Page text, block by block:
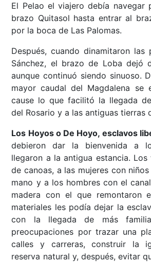
El Pelao el viajero debía navegar
brazo Quitasol hasta entrar al
por la boca de Las Palomas.
Después, cuando dinamitaron las
Sánchez, el brazo de Loba dejó
aunque continuó siendo sinuoso.
mayor caudal del Magdalena se
cause lo que facilitó la llegada
del Rosario y a las antiguas tierras
Los Hoyos o De Hoyo, esclavos
debieron dar la bienvenida a
llegaron a la antigua estancia. Los
de canoas, a las mujeres con
mano y a los hombres con el
madera con el que remontaron
materiales les podía dejar la
con la llegada de más
preocupaciones por trazar una
calles y carreras, construir la
reserva natural y, después, evitar